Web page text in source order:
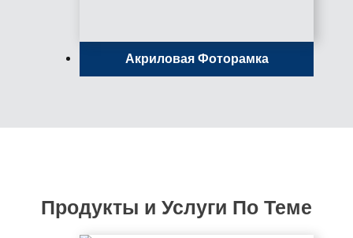
Акриловая Фоторамка
Продукты и Услуги По Теме